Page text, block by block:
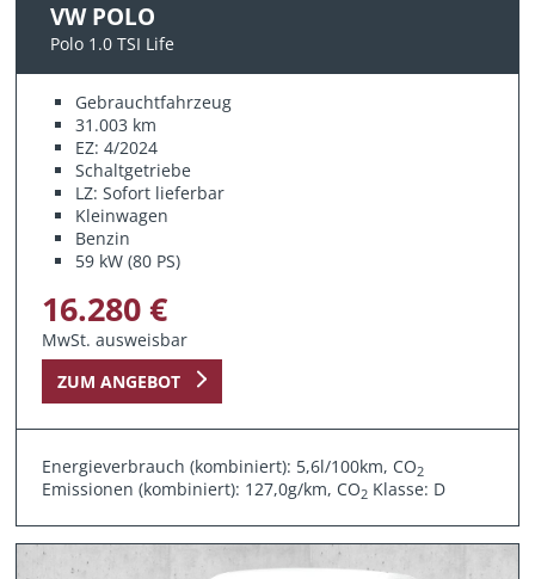
VW POLO
Polo 1.0 TSI Life
Gebrauchtfahrzeug
31.003 km
EZ: 4/2024
Schaltgetriebe
LZ: Sofort lieferbar
Kleinwagen
Benzin
59 kW (80 PS)
16.280 €
MwSt. ausweisbar
ZUM ANGEBOT
Energieverbrauch (kombiniert): 5,6l/100km, CO2
Emissionen (kombiniert): 127,0g/km, CO2 Klasse: D